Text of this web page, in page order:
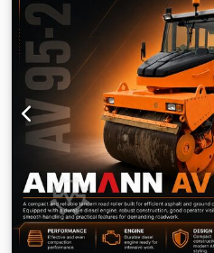
AMMANN motor, SEV-315M4
SEV-315M4 Üretici: AMMANN
gerilimi 50 Hz: 400 V Nominal
Auus Alfof Daha fazla ayrıntı
bakın Durum: Kullanılmış,
Teslimat kapsamı: 1 motorlu 1